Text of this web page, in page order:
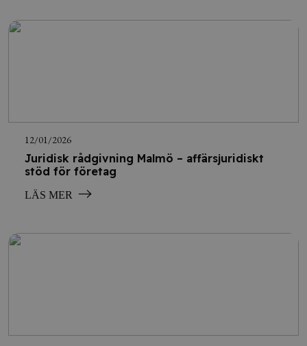
12/01/2026
Juridisk rådgivning Malmö – affärsjuridiskt
stöd för företag
LÄS MER